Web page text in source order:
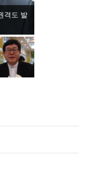
격도 발